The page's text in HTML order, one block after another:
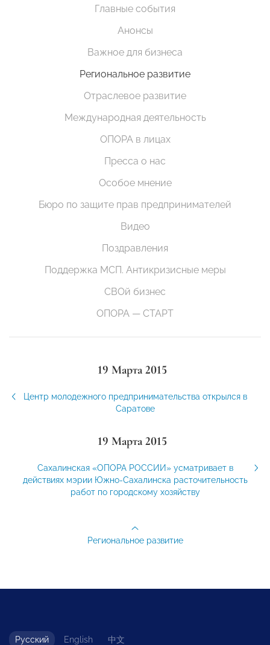
Главные события
Анонсы
Важное для бизнеса
Региональное развитие
Отраслевое развитие
Международная деятельность
ОПОРА в лицах
Пресса о нас
Особое мнение
Бюро по защите прав предпринимателей
Видео
Поздравления
Поддержка МСП. Антикризисные меры
СВОй бизнес
ОПОРА — СТАРТ
19 Марта 2015
Центр молодежного предпринимательства открылся в
Саратове
19 Марта 2015
Сахалинская «ОПОРА РОССИИ» усматривает в
действиях мэрии Южно-Сахалинска расточительность
работ по городскому хозяйству
Региональное развитие
Русский English 中文